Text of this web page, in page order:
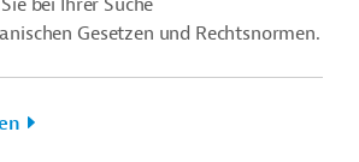
bei Ihrer Suche
Gesetzen und Rechtsnormen.